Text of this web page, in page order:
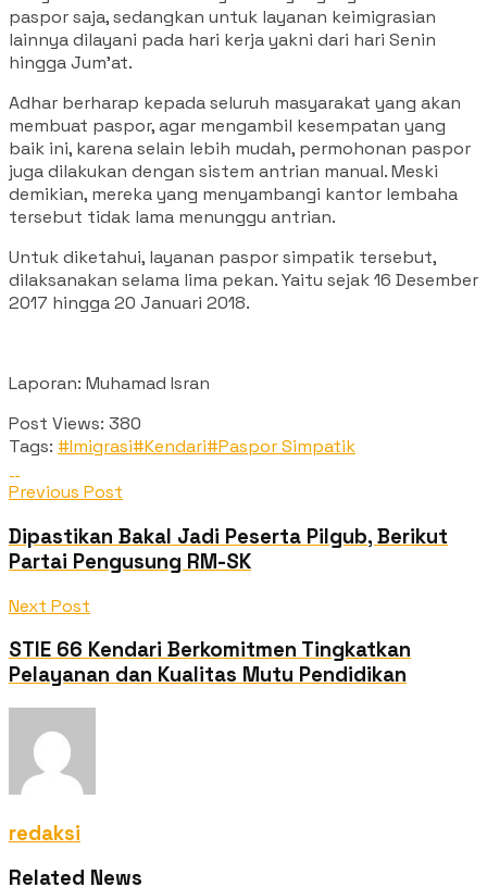
paspor saja, sedangkan untuk layanan keimigrasian
lainnya dilayani pada hari kerja yakni dari hari Senin
hingga Jum’at.
Adhar berharap kepada seluruh masyarakat yang akan
membuat paspor, agar mengambil kesempatan yang
baik ini, karena selain lebih mudah, permohonan paspor
juga dilakukan dengan sistem antrian manual. Meski
demikian, mereka yang menyambangi kantor lembaha
tersebut tidak lama menunggu antrian.
Untuk diketahui, layanan paspor simpatik tersebut,
dilaksanakan selama lima pekan. Yaitu sejak 16 Desember
2017 hingga 20 Januari 2018.
Laporan: Muhamad Isran
Post Views: 380
Tags: #Imigrasi#Kendari#Paspor Simpatik
Previous Post
Dipastikan Bakal Jadi Peserta Pilgub, Berikut
Partai Pengusung RM-SK
Next Post
STIE 66 Kendari Berkomitmen Tingkatkan
Pelayanan dan Kualitas Mutu Pendidikan
redaksi
Related News